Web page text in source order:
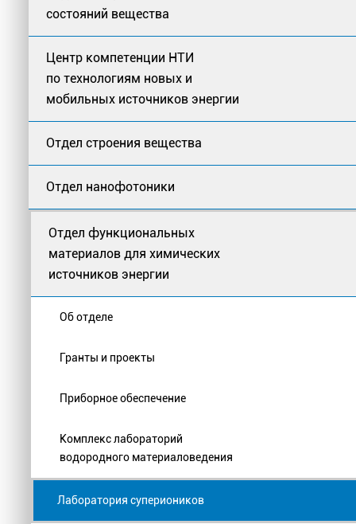
состояний вещества
Центр компетенции НТИ
по технологиям новых и
мобильных источников энергии
Отдел строения вещества
Отдел нанофотоники
Отдел функциональных
материалов для химических
источников энергии
Об отделе
Гранты и проекты
Приборное обеспечение
Комплекс лабораторий
водородного материаловедения
Лаборатория супериоников